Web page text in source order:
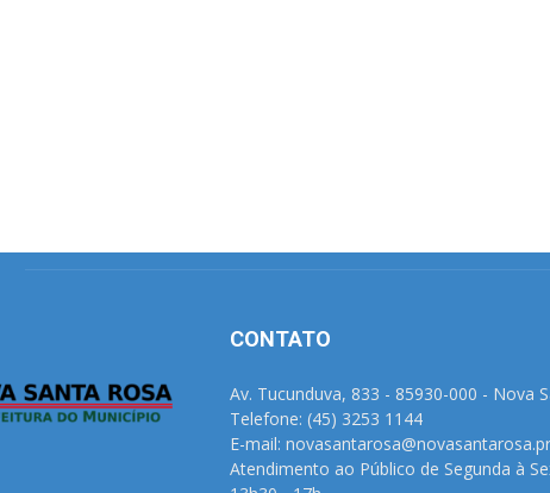
CONTATO
Av. Tucunduva, 833 - 85930-000 - Nova
Telefone: (45) 3253 1144
E-mail:
Atendimento ao Público de Segunda à